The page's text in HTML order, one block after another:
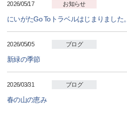
2026/05/17 お知らせ
にいがたGo Toトラベルはじまりました。
2026/05/05 ブログ
新緑の季節
2026/03/31 ブログ
春の山の恵み